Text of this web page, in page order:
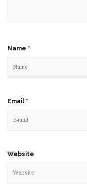
Name *
Email *
Website